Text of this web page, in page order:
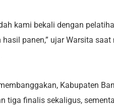
kami bekali dengan
hasil panen,” ujar Warsita
Kabupaten
tiga finalis sekaligus,